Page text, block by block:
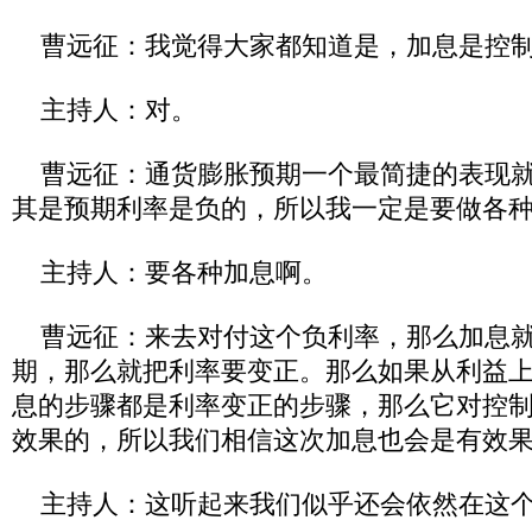
曹远征：我觉得大家都知道是，加息是控
主持人：对。
曹远征：通货膨胀预期一个最简捷的表现
其是预期利率是负的，所以我一定是要做
主持人：要各种加息啊。
曹远征：来去对付这个负利率，那么加息
期，那么就把利率要变正。那么如果从利益
息的步骤都是利率变正的步骤，那么它对控
效果的，所以我们相信这次加息也会是有效
主持人：这听起来我们似乎还会依然在这